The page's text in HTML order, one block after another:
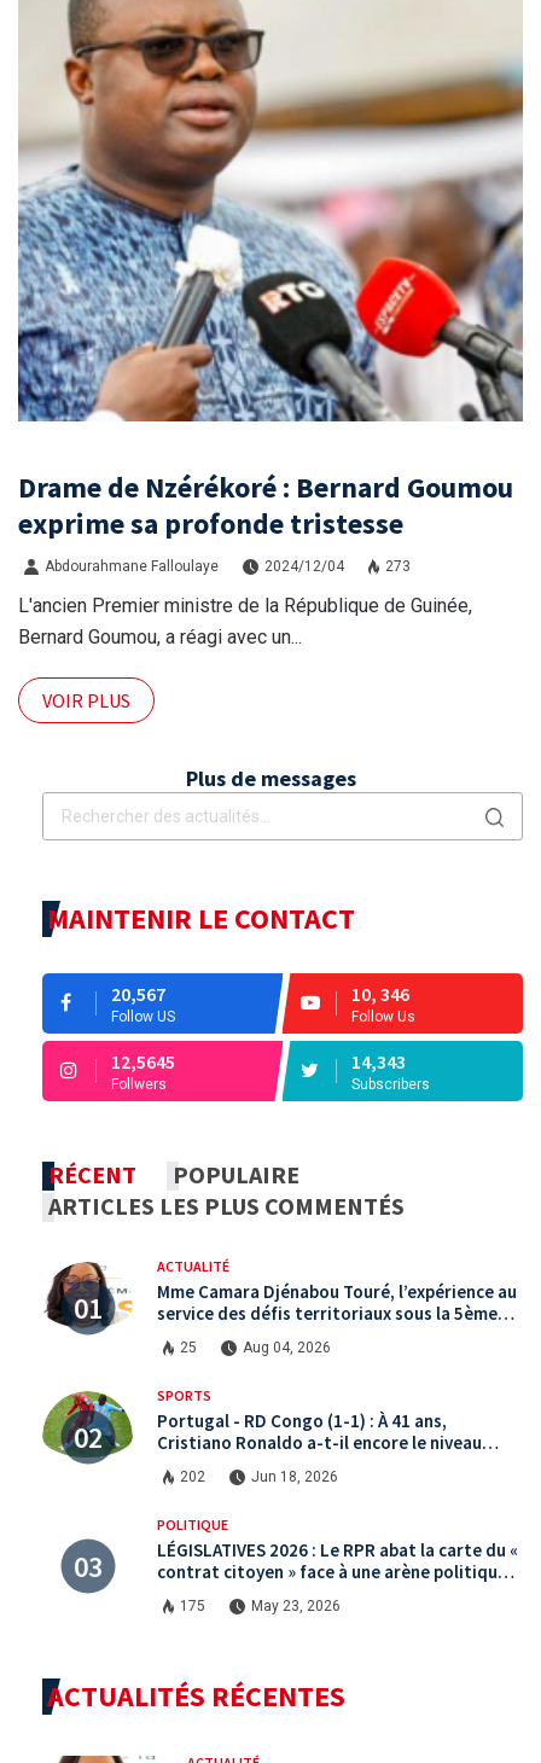
Drame de Nzérékoré : Bernard Goumou
exprime sa profonde tristesse
Abdourahmane Falloulaye 2024/12/04 273
L'ancien Premier ministre de la République de Guinée,
Bernard Goumou, a réagi avec un...
VOIR PLUS
Plus de messages
MAINTENIR LE CONTACT
20,567
Follow US
10, 346
Follow Us
12,5645
Follwers
14,343
Subscribers
RÉCENT
POPULAIRE
ARTICLES LES PLUS COMMENTÉS
ACTUALITÉ
Mme Camara Djénabou Touré, l’expérience au
service des défis territoriaux sous la 5ème
République
25 Aug 04, 2026
SPORTS
Portugal - RD Congo (1-1) : À 41 ans,
Cristiano Ronaldo a-t-il encore le niveau
international ?
202 Jun 18, 2026
POLITIQUE
LÉGISLATIVES 2026 : Le RPR abat la carte du «
contrat citoyen » face à une arène politique
saturée.
175 May 23, 2026
ACTUALITÉS RÉCENTES